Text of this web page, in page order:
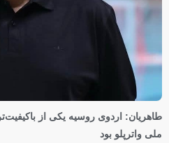
طاهریان: اردوی روسیه یکی از
ملی واترپلو بود